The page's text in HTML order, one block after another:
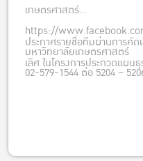
เกษตรศาสตร์
https://
มหาวิทยาลัยเกษตรศาสตร์
02-579-1544 ต่อ 5204 –
ประกาศรายชื่อทีมผ่านการคั
เลิศ ในโครงการประกวดแผน